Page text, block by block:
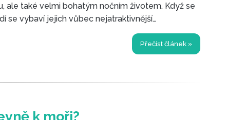
ale také velmi bohatým nočním životem. Když se
se vybaví jejich vůbec nejatraktivnější
Přečíst článek »
k moři?